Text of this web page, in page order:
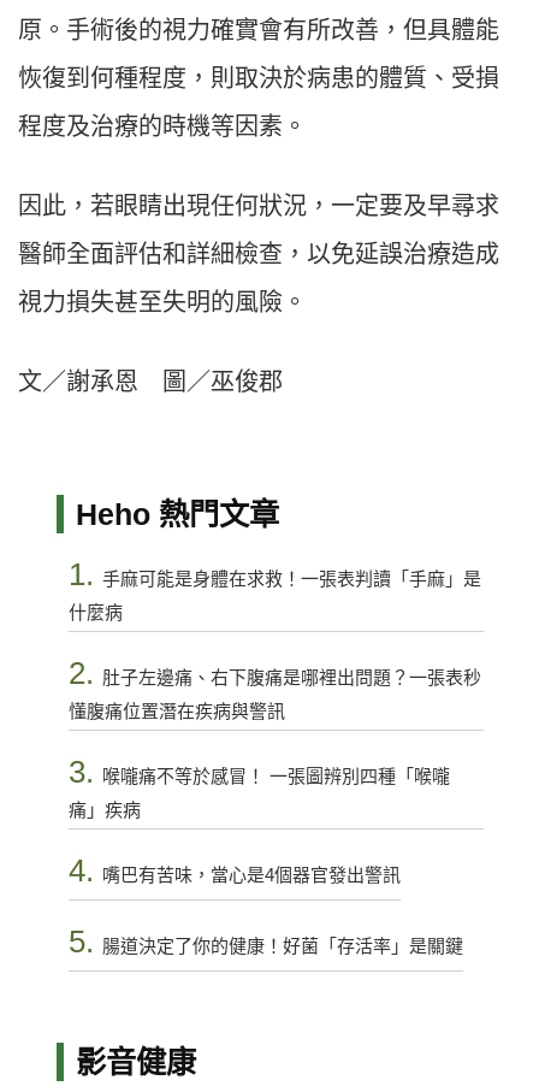
原。手術後的視力確實會有所改善，但具體能
恢復到何種程度，則取決於病患的體質、受損
程度及治療的時機等因素。
因此，若眼睛出現任何狀況，一定要及早尋求
醫師全面評估和詳細檢查，以免延誤治療造成
視力損失甚至失明的風險。
文／謝承恩 圖／巫俊郡
Heho 熱門文章
1. 手麻可能是身體在求救！一張表判讀「手麻」是
什麼病
2. 肚子左邊痛、右下腹痛是哪裡出問題？一張表秒
懂腹痛位置潛在疾病與警訊
3.
喉嚨痛不等於感冒！ 一張圖辨別四種「喉嚨
痛」疾病
4. 嘴巴有苦味，當心是4個器官發出警訊
5. 腸道決定了你的健康！好菌「存活率」是關鍵
影音健康